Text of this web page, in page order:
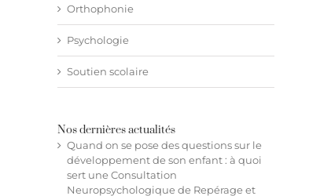
Orthophonie
Psychologie
Soutien scolaire
Nos dernières actualités
Quand on se pose des questions sur le
développement de son enfant : à quoi
sert une Consultation
Neuropsychologique de Repérage et